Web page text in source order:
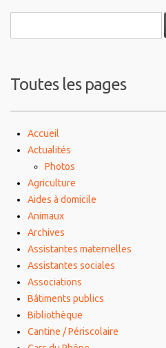
Toutes les pages
Accueil
Actualités
Photos
Agriculture
Aides à domicile
Animaux
Archives
Assistantes maternelles
Assistantes sociales
Associations
Bâtiments publics
Bibliothèque
Cantine / Périscolaire